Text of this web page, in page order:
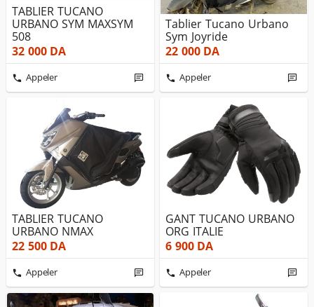
TABLIER TUCANO
URBANO SYM MAXSYM
508
32 000DA
Appeler
Tablier Tucano Urbano
Sym Joyride
22 000DA
Appeler
TABLIER TUCANO
URBANO NMAX
22 500DA
Appeler
GANT TUCANO URBANO
ORG ITALIE
6 900DA
Appeler